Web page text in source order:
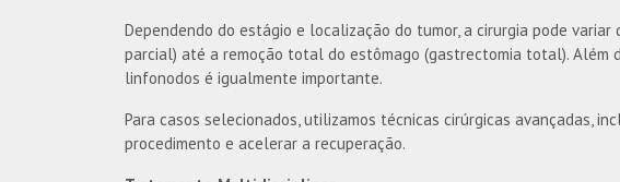
Dependendo do estágio e localização do tumor, a cirurgia pode
parcial) até a remoção total do estômago (gastrectomia total). Além
linfonodos é igualmente importante.
Para casos selecionados, utilizamos técnicas cirúrgicas avançadas,
procedimento e acelerar a recuperação.